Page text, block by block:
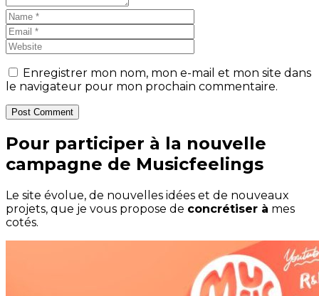
Enregistrer mon nom, mon e-mail et mon site dans
le navigateur pour mon prochain commentaire.
Post Comment
Pour participer à la nouvelle
campagne de Musicfeelings
Le site évolue, de nouvelles idées et de nouveaux
projets, que je vous propose de concrétiser à mes
cotés.